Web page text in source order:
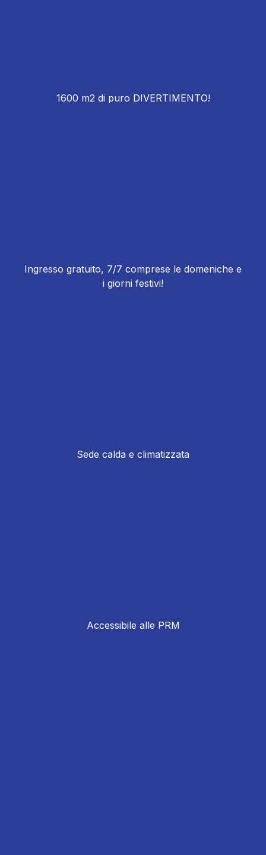
1600 m2 di puro DIVERTIMENTO!
Ingresso gratuito, 7/7 comprese le domeniche e
i giorni festivi!
Sede calda e climatizzata
Accessibile alle PRM